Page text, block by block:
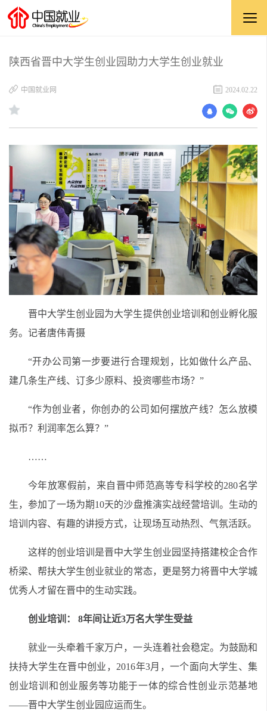
陕西省晋中大学生创业园助力大学生创业就业
中国就业网 2024.02.22
晋中大学生创业园为大学生提供创业培训和创业孵化服
务。记者唐伟青摄
“开办公司第一步要进行合理规划，比如做什么产品、
建几条生产线、订多少原料、投资哪些市场？”
“作为创业者，你创办的公司如何摆放产线？怎么放模
拟币？利润率怎么算？”
……
今年放寒假前，来自晋中师范高等专科学校的280名学
生，参加了一场为期10天的沙盘推演实战经营培训。生动的
培训内容、有趣的讲授方式，让现场互动热烈、气氛活跃。
这样的创业培训是晋中大学生创业园坚持搭建校企合作
桥梁、帮扶大学生创业就业的常态，更是努力将晋中大学城
优秀人才留在晋中的生动实践。
创业培训： 8年间让近3万名大学生受益
就业一头牵着千家万户，一头连着社会稳定。为鼓励和
扶持大学生在晋中创业，2016年3月，一个面向大学生、集
创业培训和创业服务等功能于一体的综合性创业示范基地
——晋中大学生创业园应运而生。